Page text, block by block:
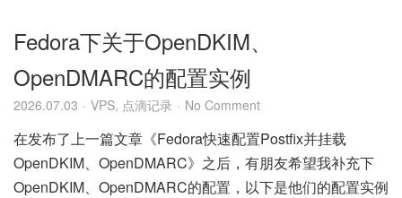
Fedora下关于OpenDKIM、
OpenDMARC的配置实例
2026.07.03 VPS, 点滴记录 No Comment
在发布了上一篇文章《Fedora快速配置Postfix并挂载
OpenDKIM、OpenDMARC》之后，有朋友希望我补充下
OpenDKIM、OpenDMARC的配置，以下是他们的配置实例